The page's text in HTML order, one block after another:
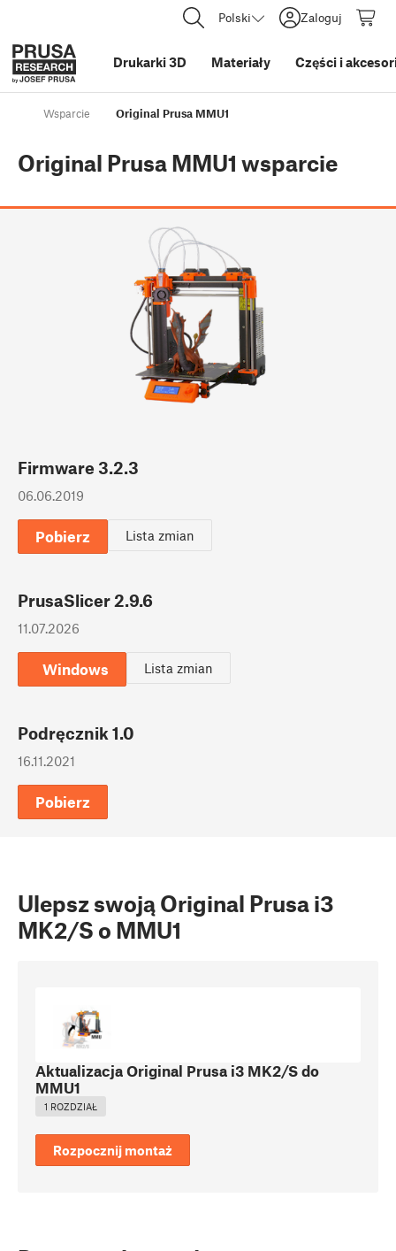
Polski Zaloguj
Drukarki 3D Materiały Części i
Wsparcie Original Prusa MMU1
Original Prusa MMU1 wsparcie
Firmware 3.2.3
06.06.2019
Pobierz Lista zmian
PrusaSlicer 2.9.6
11.07.2026
Windows Lista zmian
Podręcznik 1.0
16.11.2021
Pobierz
Ulepsz swoją Original Prusa i3
MK2/S o MMU1
Aktualizacja Original Prusa i3 MK2/S do
MMU1
1 ROZDZIAŁ
Rozpocznij montaż